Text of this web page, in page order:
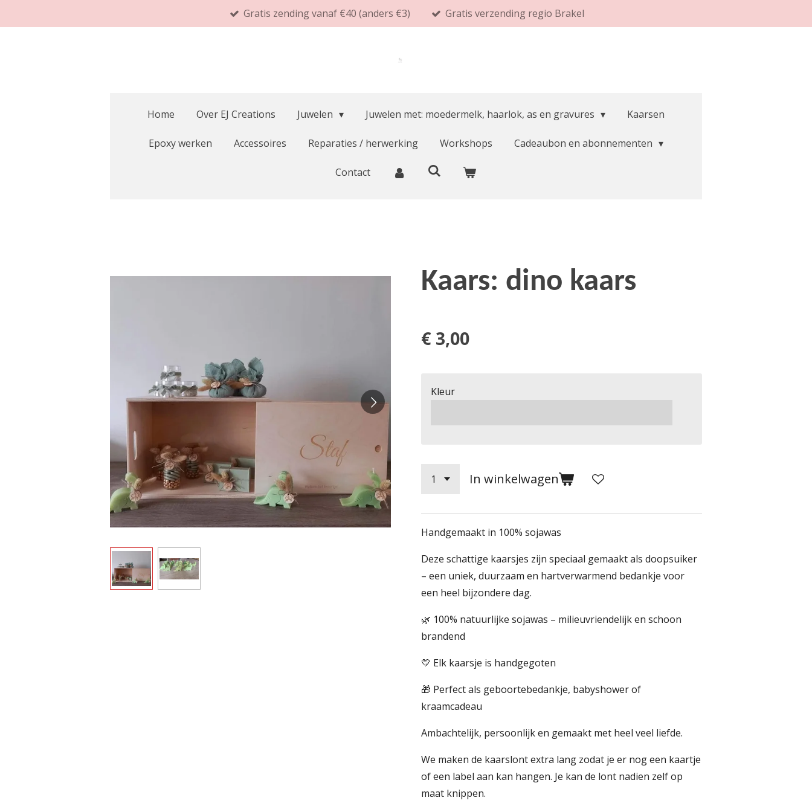
direct
Gratis zending vanaf €40 (anders €3) Gratis verzending regio Brakel
Home Over EJ Creations Juwelen Juwelen met: moedermelk, haarlok, as en gravures Kaarsen
Epoxy werken Accessoires Reparaties / herwerking Workshops Cadeaubon en abonnementen
Contact
Kaars: dino kaars
€ 3,00
Kleur
In winkelwagen
Handgemaakt in 100% sojawas
Deze schattige kaarsjes zijn speciaal gemaakt als doopsuiker
– een uniek, duurzaam en hartverwarmend bedankje voor
een heel bijzondere dag.
🌿 100% natuurlijke sojawas – milieuvriendelijk en schoon
brandend
💛 Elk kaarsje is handgegoten
🎁 Perfect als geboortebedankje, babyshower of
kraamcadeau
Ambachtelijk, persoonlijk en gemaakt met heel veel liefde.
We maken de kaarslont extra lang zodat je er nog een kaartje
of een label aan kan hangen. Je kan de lont nadien zelf op
maat knippen.